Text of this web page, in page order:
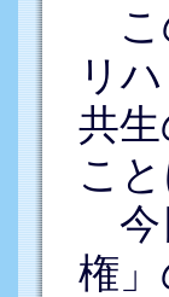
こ
リ
共
こ
今
権